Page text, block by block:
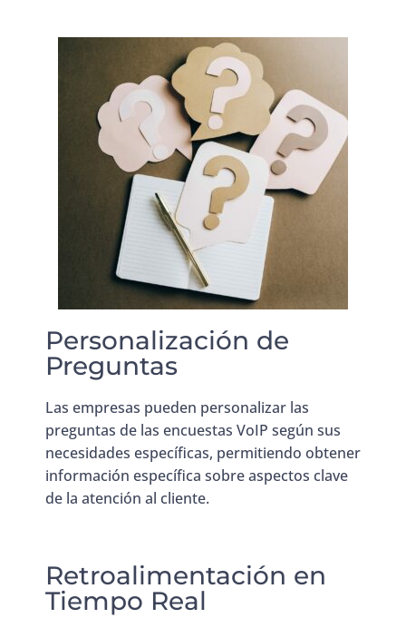
Personalización de
Preguntas
Las empresas pueden personalizar las
preguntas de las encuestas VoIP según sus
necesidades específicas, permitiendo obtener
información específica sobre aspectos clave
de la atención al cliente.
Retroalimentación en
Tiempo Real